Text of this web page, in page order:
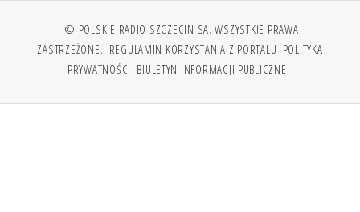
© POLSKIE RADIO SZCZECIN SA. WSZYSTKIE PRAWA
ZASTRZEŻONE. REGULAMIN KORZYSTANIA Z PORTALU POLITYKA
PRYWATNOŚCI BIULETYN INFORMACJI PUBLICZNEJ